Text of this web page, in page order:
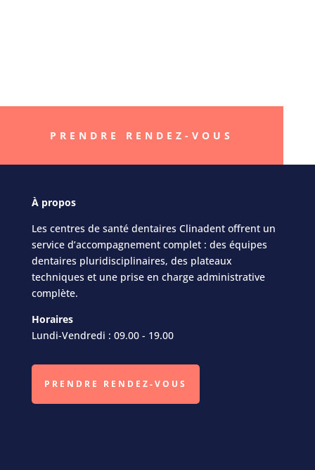
PRENDRE RENDEZ-VOUS
Àpropos
Les centres de santé dentaires Clinadent offrent un
service d’accompagnement complet : des équipes
dentaires pluridisciplinaires, des plateaux
techniques et une prise en charge administrative
complète.
Horaires
Lundi-Vendredi : 09.00 - 19.00
PRENDRE RENDEZ-VOUS